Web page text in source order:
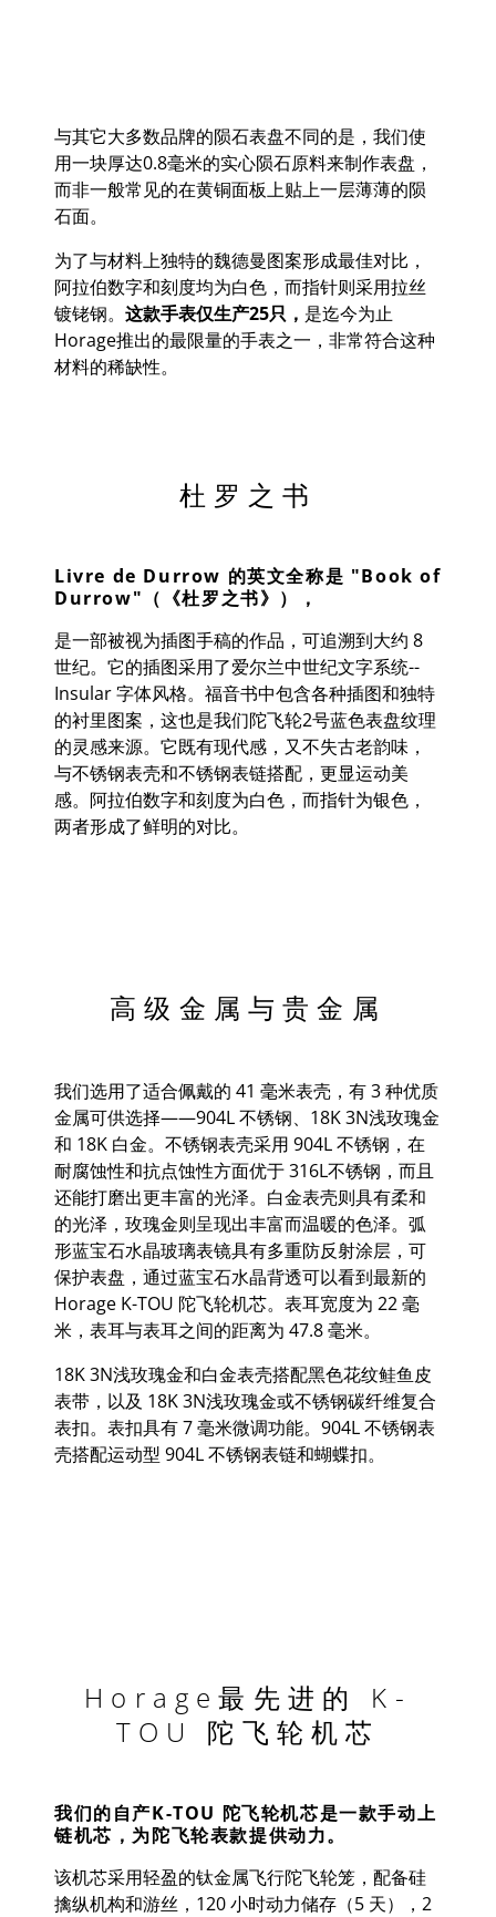
与其它大多数品牌的陨石表盘不同的是，我们使
用一块厚达0.8毫米的实心陨石原料来制作表盘，
而非一般常见的在黄铜面板上贴上一层薄薄的陨
石面。
为了与材料上独特的魏德曼图案形成最佳对比，
阿拉伯数字和刻度均为白色，而指针则采用拉丝
镀铑钢。 这款手表仅生产25只， 是迄今为止
Horage推出的最限量的手表之一，非常符合这种
材料的稀缺性。
杜罗之书
Livre de Durrow 的英文全称是 "Book of
Durrow"（《杜罗之书》），
是一部被视为插图手稿的作品，可追溯到大约 8
世纪。它的插图采用了爱尔兰中世纪文字系统--
Insular 字体风格。福音书中包含各种插图和独特
的衬里图案，这也是我们陀飞轮2号蓝色表盘纹理
的灵感来源。它既有现代感，又不失古老韵味，
与不锈钢表壳和不锈钢表链搭配，更显运动美
感。阿拉伯数字和刻度为白色，而指针为银色，
两者形成了鲜明的对比。
高级金属与贵金属
我们选用了适合佩戴的 41 毫米表壳，有 3 种优质
金属可供选择——904L 不锈钢、18K 3N浅玫瑰金
和 18K 白金。不锈钢表壳采用 904L 不锈钢，在
耐腐蚀性和抗点蚀性方面优于 316L不锈钢，而且
还能打磨出更丰富的光泽。白金表壳则具有柔和
的光泽，玫瑰金则呈现出丰富而温暖的色泽。弧
形蓝宝石水晶玻璃表镜具有多重防反射涂层，可
保护表盘，通过蓝宝石水晶背透可以看到最新的
Horage K-TOU 陀飞轮机芯。表耳宽度为 22 毫
米，表耳与表耳之间的距离为 47.8 毫米。
18K 3N浅玫瑰金和白金表壳搭配黑色花纹鲑鱼皮
表带，以及 18K 3N浅玫瑰金或不锈钢碳纤维复合
表扣。表扣具有 7 毫米微调功能。904L 不锈钢表
壳搭配运动型 904L 不锈钢表链和蝴蝶扣。
Horage最先进的 K-
TOU 陀飞轮机芯
我们的自产K-TOU 陀飞轮机芯是一款手动上
链机芯，为陀飞轮表款提供动力。
该机芯采用轻盈的钛金属飞行陀飞轮笼，配备硅
擒纵机构和游丝，120 小时动力储存（5 天），2